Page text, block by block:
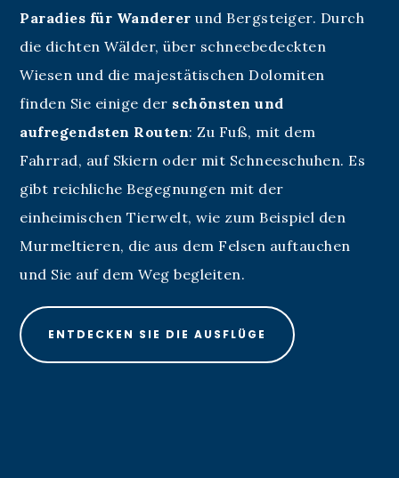
Paradies für Wanderer und Bergsteiger. Durch
die dichten Wälder, über schneebedeckten
Wiesen und die majestätischen Dolomiten
finden Sie einige der schönsten und
aufregendsten Routen: Zu Fuß, mit dem
Fahrrad, auf Skiern oder mit Schneeschuhen. Es
gibt reichliche Begegnungen mit der
einheimischen Tierwelt, wie zum Beispiel den
Murmeltieren, die aus dem Felsen auftauchen
und Sie auf dem Weg begleiten.
ENTDECKEN SIE DIE AUSFLÜGE